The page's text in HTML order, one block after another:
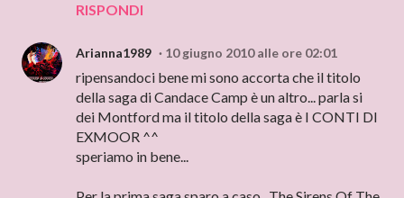
RISPONDI
Arianna1989 10 giugno 2010 alle ore 02:01
ripensandoci bene mi sono accorta che il titolo
della saga di Candace Camp è un altro... parla si
dei Montford ma il titolo della saga è I CONTI DI
EXMOOR ^^
speriamo in bene...